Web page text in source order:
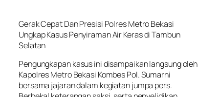
Gerak Cepat Dan Presisi Polres Metro Bekasi
Ungkap Kasus Penyiraman Air Keras di Tambun
Selatan
Pengungkapan kasus ini disampaikan langsung oleh
Kapolres Metro Bekasi Kombes Pol. Sumarni
bersama jajaran dalam kegiatan jumpa pers.